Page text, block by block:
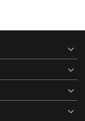



